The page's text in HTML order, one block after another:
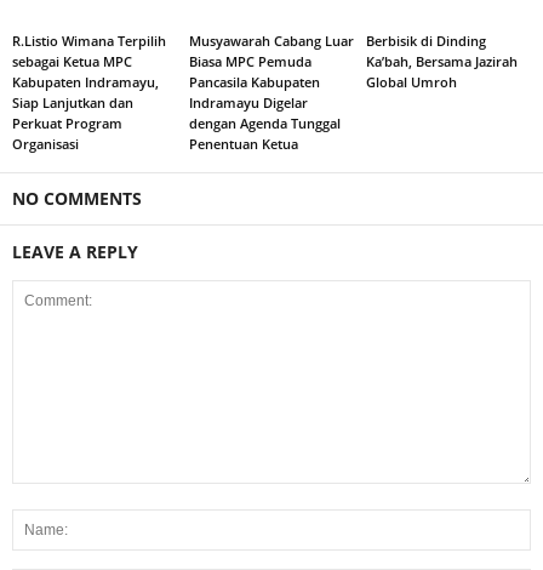
R.Listio Wimana Terpilih
sebagai Ketua MPC
Kabupaten Indramayu,
Siap Lanjutkan dan
Perkuat Program
Organisasi
Musyawarah Cabang Luar
Biasa MPC Pemuda
Pancasila Kabupaten
Indramayu Digelar
dengan Agenda Tunggal
Penentuan Ketua
Berbisik di Dinding
Ka’bah, Bersama Jazirah
Global Umroh
NO COMMENTS
LEAVE A REPLY